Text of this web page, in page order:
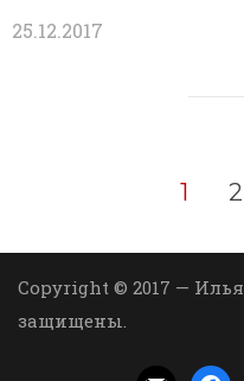
25.12.2017
1 2
Copyright © 2017 —
защищены.